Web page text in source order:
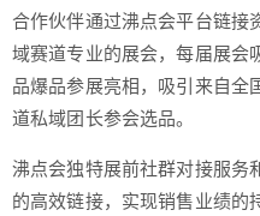
合作伙伴通过沸点会平台链接
域赛道专业的展会，每届展会
品爆品参展亮相，吸引来自全
道私域团长参会选品。
沸点会独特展前社群对接服务
的高效链接，实现销售业绩的